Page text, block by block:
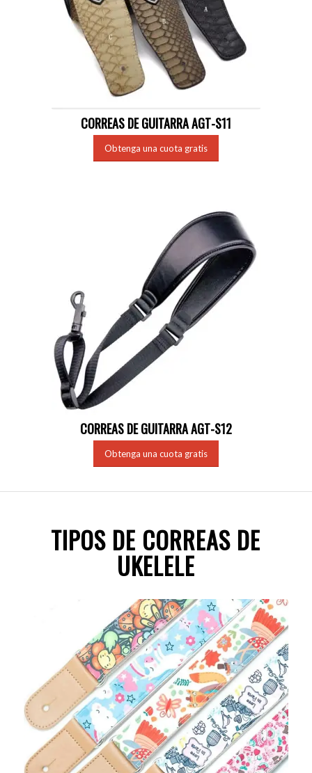
CORREAS DE GUITARRA AGT-S11
Obtenga una cuota gratis
CORREAS DE GUITARRA AGT-S12
Obtenga una cuota gratis
TIPOS DE CORREAS DE
UKELELE